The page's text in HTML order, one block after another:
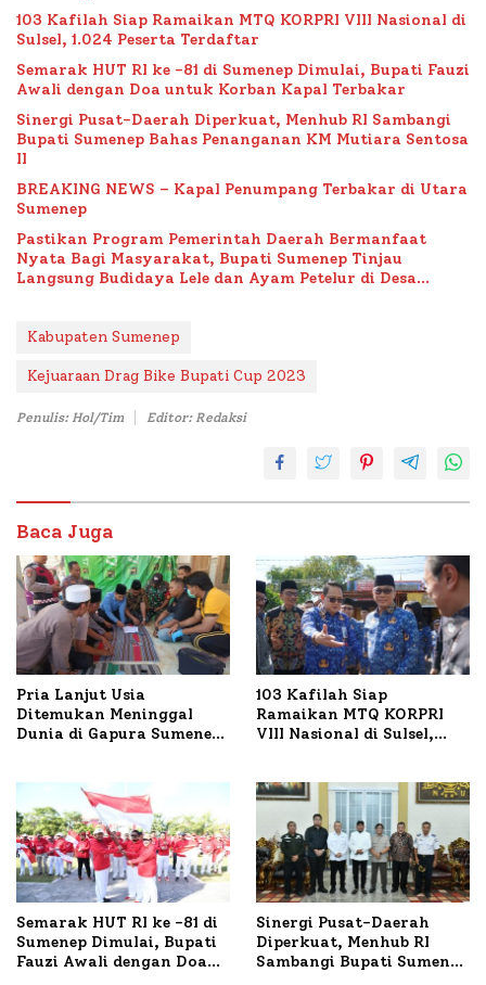
103 Kafilah Siap Ramaikan MTQ KORPRI VIII Nasional di
Sulsel, 1.024 Peserta Terdaftar
Semarak HUT RI ke -81 di Sumenep Dimulai, Bupati Fauzi
Awali dengan Doa untuk Korban Kapal Terbakar
Sinergi Pusat-Daerah Diperkuat, Menhub RI Sambangi
Bupati Sumenep Bahas Penanganan KM Mutiara Sentosa
II
BREAKING NEWS – Kapal Penumpang Terbakar di Utara
Sumenep
Pastikan Program Pemerintah Daerah Bermanfaat
Nyata Bagi Masyarakat, Bupati Sumenep Tinjau
Langsung Budidaya Lele dan Ayam Petelur di Desa
Kabupaten Sumenep
Kejuaraan Drag Bike Bupati Cup 2023
Penulis: Hol/Tim Editor: Redaksi
Baca Juga
Pria Lanjut Usia
Ditemukan Meninggal
Dunia di Gapura Sumenep,
103 Kafilah Siap
Ramaikan MTQ KORPRI
VIII Nasional di Sulsel,
Semarak HUT RI ke -81 di
Sumenep Dimulai, Bupati
Fauzi Awali dengan Doa
Sinergi Pusat-Daerah
Diperkuat, Menhub RI
Sambangi Bupati Sumenep